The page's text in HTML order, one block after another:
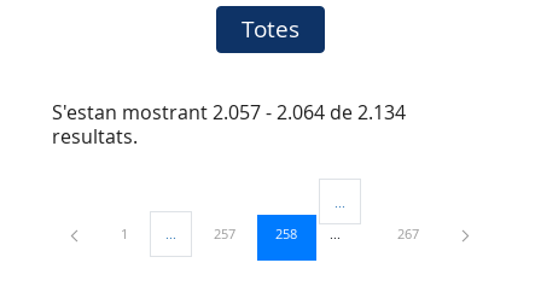
Totes
S'estan mostrant 2.057 - 2.064 de 2.134
resultats.
Pàgina
1 ...Pàgines intermèdies Utilitzeu TAB per navegar.
Pàgina
257 Pàgina
258
Pàgines intermèdies Utilitzeu
Pàgina
267